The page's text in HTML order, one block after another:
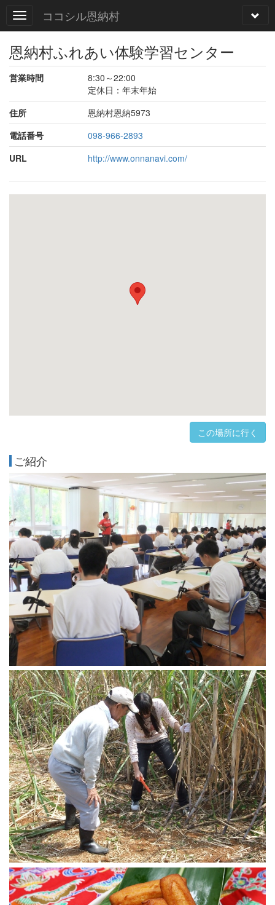
ココシル恩納村
恩納村ふれあい体験学習センター
営業時間
8:30～22:00
定休日：年末年始
住所
恩納村恩納5973
電話番号
098-966-2893
URL
http://www.onnanavi.com/
この場所に行く
ご紹介